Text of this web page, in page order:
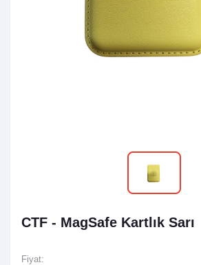
CTF - MagSafe Kartlık Sarı
Fiyat: